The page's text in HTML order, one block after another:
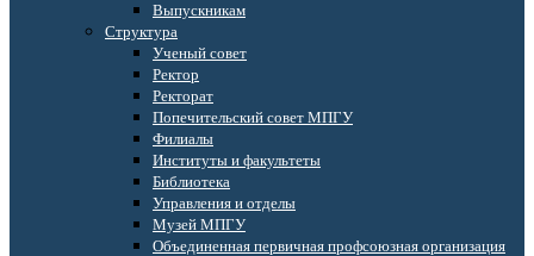
Выпускникам
Структура
Ученый совет
Ректор
Ректорат
Попечительский совет МПГУ
Филиалы
Институты и факультеты
Библиотека
Управления и отделы
Музей МПГУ
Объединенная первичная профсоюзная организация